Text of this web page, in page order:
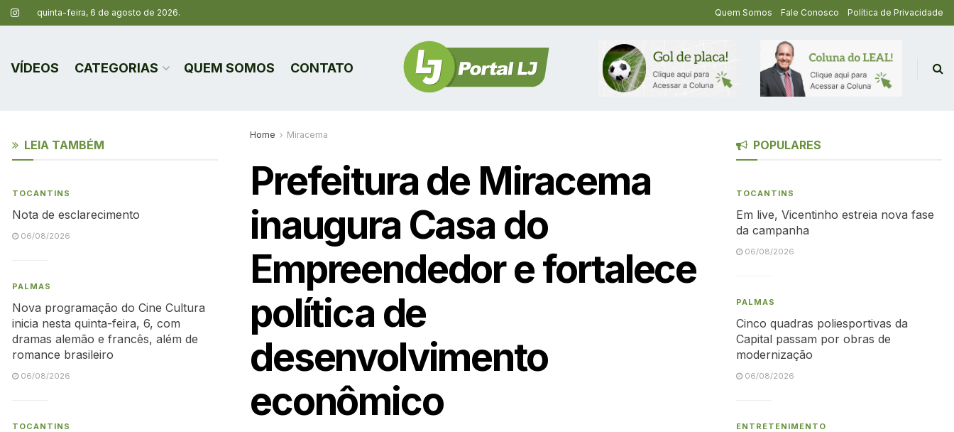
quinta-feira, 6 de agosto de 2026. Quem Somos Fale Conosco Política de Privacidade
VÍDEOS CATEGORIAS QUEM SOMOS CONTATO
Home Miracema
Prefeitura de Miracema
inaugura Casa do
Empreendedor e fortalece
política de
desenvolvimento
econômico
LEIA TAMBÉM
TOCANTINS
Nota de esclarecimento
06/08/2026
PALMAS
Nova programação do Cine Cultura
inicia nesta quinta-feira, 6, com
dramas alemão e francês, além de
romance brasileiro
06/08/2026
TOCANTINS
POPULARES
TOCANTINS
Em live, Vicentinho estreia nova fase
da campanha
06/08/2026
PALMAS
Cinco quadras poliesportivas da
Capital passam por obras de
modernização
06/08/2026
ENTRETENIMENTO